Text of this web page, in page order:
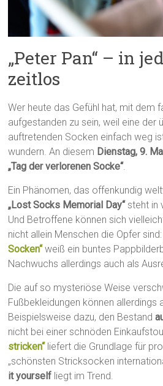
„Peter Pan“ – in
zeitlos
Wer heute das Gefühl hat, mit dem
aufgestanden zu sein, weil eine der
auftretenden Socken einfach weg
wundern. An diesem Dienstag, 9.
„Tag der verlorenen Socke“.
Ein Phänomen, das offenkundig
„Lost Socks Memorial Day“steht in
Und Betroffene können sich
nicht allein Menschen die Opfer
Socken“weiß ein buntes
Nachwuchs allerdings auch als
Die auf so mysteriöse Weise
Fußbekleidungen können allerdings
Beispielsweise dazu, den Bestand
nicht bei einer schnöden
stricken“liefert die Grundlage für
„schönsten Stricksocken
it yourself liegt im Trend.